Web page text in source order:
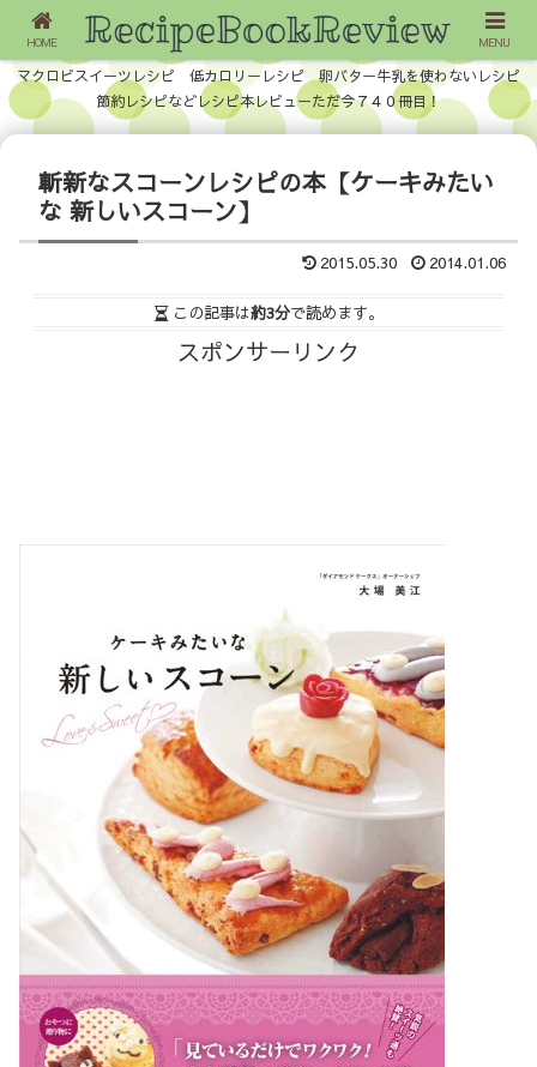
マクロビスイーツレシピ 低カロリーレシピ 卵バター牛乳を使わないレシピ
節約レシピなどレシピ本レビューただ今７４０冊目！
斬新なスコーンレシピの本【ケーキみたい
な 新しいスコーン】
2015.05.30 2014.01.06
この記事は約3分で読めます。
スポンサーリンク
HOME MENU